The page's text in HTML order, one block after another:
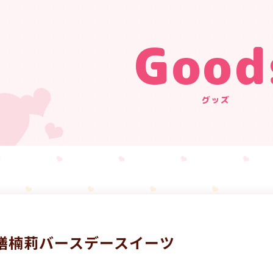
グッズ
楠莉バースデースイーツ